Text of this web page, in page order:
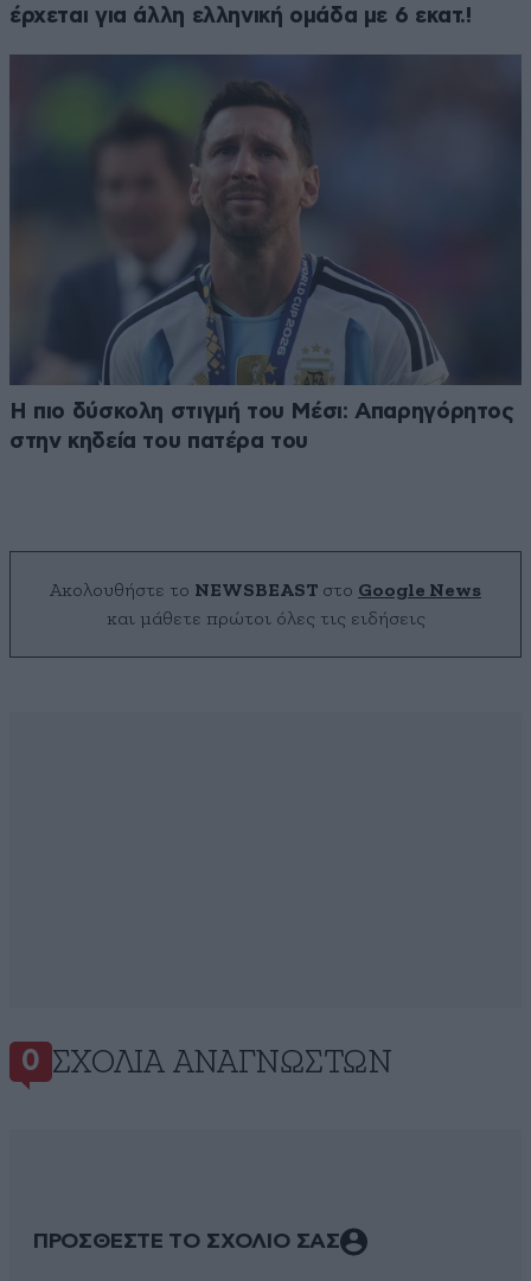
έρχεται για άλλη ελληνική ομάδα με 6 εκατ.!
Η πιο δύσκολη στιγμή του Μέσι: Απαρηγόρητος
στην κηδεία του πατέρα του
Ακολουθήστε το NEWSBEAST στο Google News
και μάθετε πρώτοι όλες τις ειδήσεις
0 ΣΧΌΛΙΑ ΑΝΑΓΝΩΣΤΏΝ
ΠΡΟΣΘΕΣΤΕ ΤΟ ΣΧΟΛΙΟ ΣΑΣ